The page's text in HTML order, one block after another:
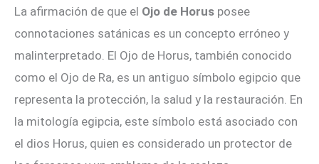
La afirmación de que el Ojo de Horus posee
connotaciones satánicas es un concepto erróneo y
malinterpretado. El Ojo de Horus, también conocido
como el Ojo de Ra, es un antiguo símbolo egipcio que
representa la protección, la salud y la restauración. En
la mitología egipcia, este símbolo está asociado con
el dios Horus, quien es considerado un protector de